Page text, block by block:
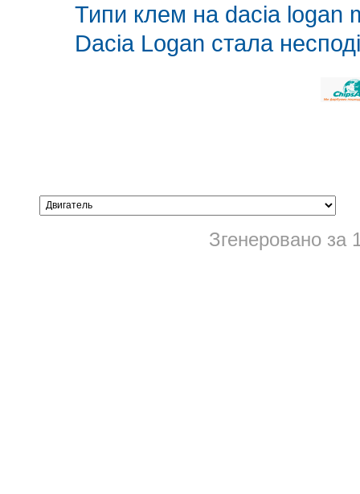
Типи клем на dacia logan
Dacia Logan стала
Згенеровано за